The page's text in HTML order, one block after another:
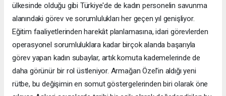
ülkesinde olduğu gibi Türkiye'de de kadın personelin savunma
alanındaki görev ve sorumlulukları her geçen yıl genişliyor.
Eğitim faaliyetlerinden harekât planlamasına, idari görevlerden
operasyonel sorumluluklara kadar birçok alanda başarıyla
görev yapan kadın subaylar, artık komuta kademelerinde de
daha görünür bir rol üstleniyor. Armağan Özel'in aldığı yeni
rütbe, bu değişimin en somut göstergelerinden biri olarak öne